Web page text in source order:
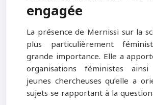
engagée
La présence de Mernissi sur la
plus particulièrement
grande importance. Elle a
organisations féministes ainsi
jeunes chercheuses qu’elle a
sujets se rapportant à la